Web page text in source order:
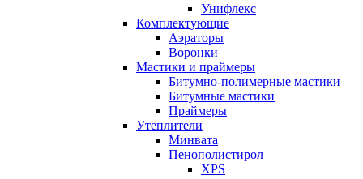
Унифлекс
Комплектующие
Аэраторы
Воронки
Мастики и праймеры
Битумно-полимерные мастики
Битумные мастики
Праймеры
Утеплители
Минвата
Пенополистирол
XPS